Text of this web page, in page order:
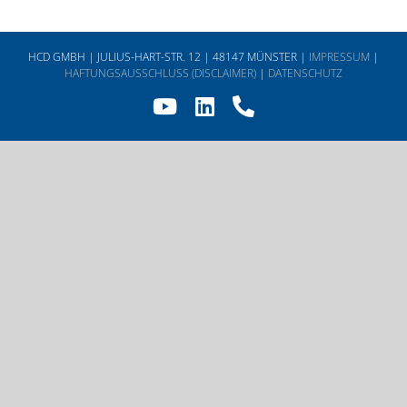
HCD GMBH | JULIUS-HART-STR. 12 | 48147 MÜNSTER | IMPRESSUM |
HAFTUNGSAUSSCHLUSS (DISCLAIMER) | DATENSCHUTZ
YouTube
LinkedInTelefon